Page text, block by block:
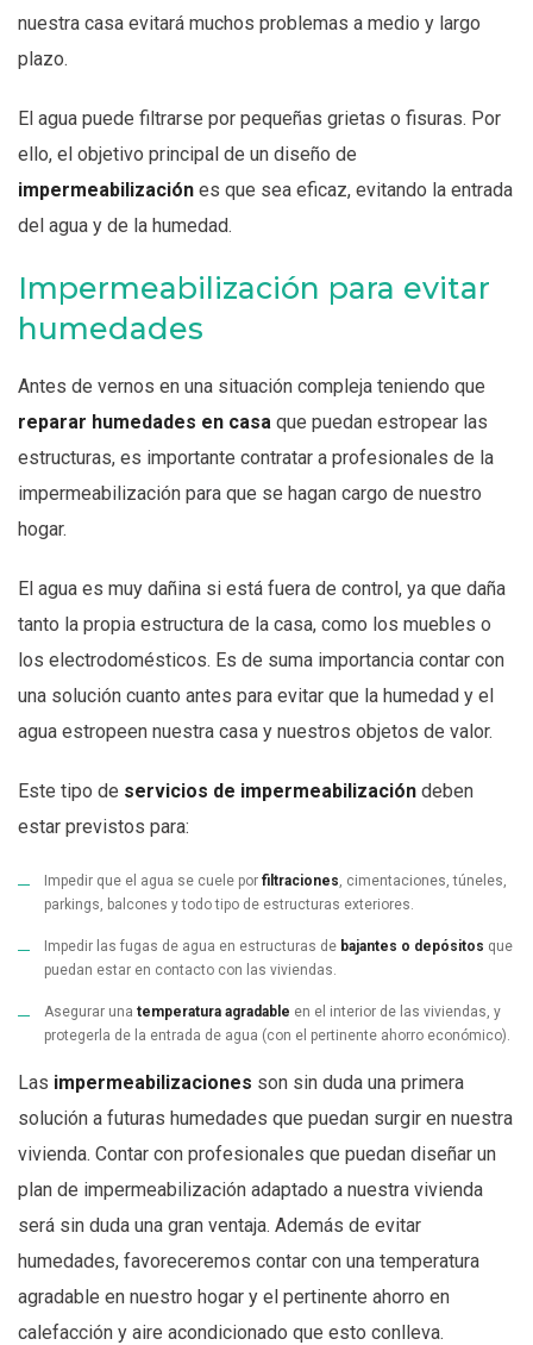
nuestra casa evitará muchos problemas a medio y largo
plazo.
El agua puede filtrarse por pequeñas grietas o fisuras. Por
ello, el objetivo principal de un diseño de
impermeabilización es que sea eficaz, evitando la entrada
del agua y de la humedad.
Impermeabilización para evitar
humedades
Antes de vernos en una situación compleja teniendo que
reparar humedades en casa que puedan estropear las
estructuras, es importante contratar a profesionales de la
impermeabilización para que se hagan cargo de nuestro
hogar.
El agua es muy dañina si está fuera de control, ya que daña
tanto la propia estructura de la casa, como los muebles o
los electrodomésticos. Es de suma importancia contar con
una solución cuanto antes para evitar que la humedad y el
agua estropeen nuestra casa y nuestros objetos de valor.
Este tipo de servicios de impermeabilización deben
estar previstos para:
Impedir que el agua se cuele por filtraciones, cimentaciones, túneles,
parkings, balcones y todo tipo de estructuras exteriores.
Impedir las fugas de agua en estructuras de bajantes o depósitos que
puedan estar en contacto con las viviendas.
Asegurar una temperatura agradable en el interior de las viviendas, y
protegerla de la entrada de agua (con el pertinente ahorro económico).
Las impermeabilizaciones son sin duda una primera
solución a futuras humedades que puedan surgir en nuestra
vivienda. Contar con profesionales que puedan diseñar un
plan de impermeabilización adaptado a nuestra vivienda
será sin duda una gran ventaja. Además de evitar
humedades, favoreceremos contar con una temperatura
agradable en nuestro hogar y el pertinente ahorro en
calefacción y aire acondicionado que esto conlleva.